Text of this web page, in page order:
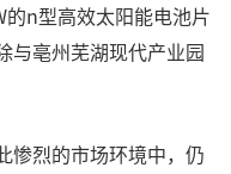
n型高效太阳能电池片
与亳州芜湖现代产业园
惨烈的市场环境中，仍